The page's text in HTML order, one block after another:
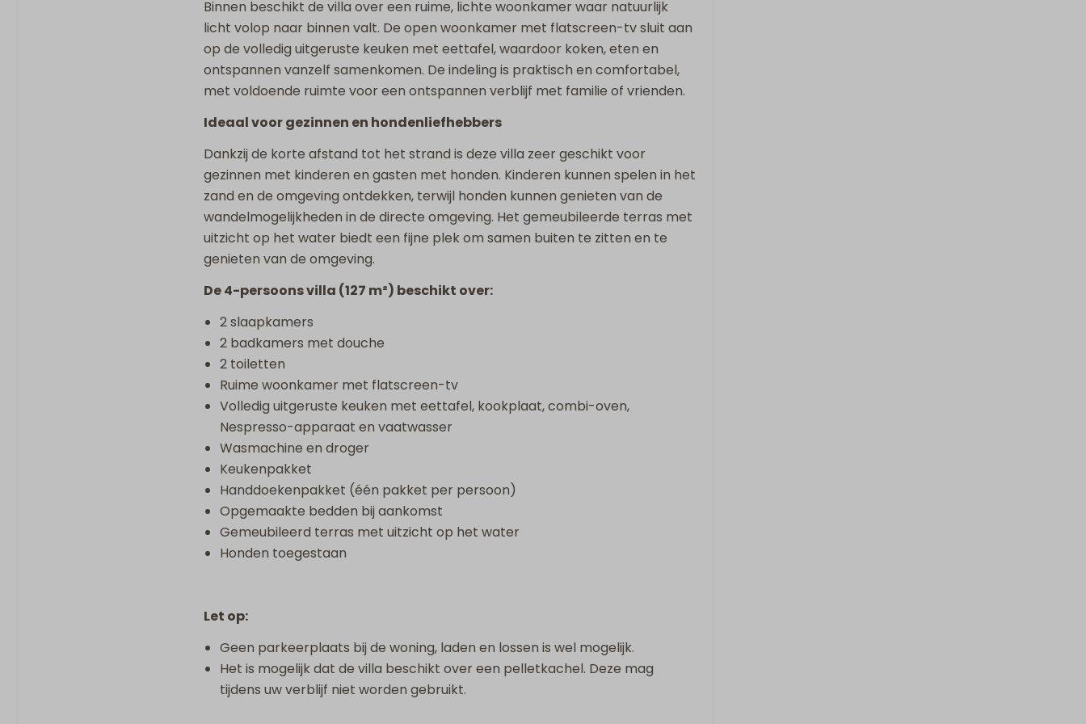
Rustig gelegen
Vrijstaande accommodatie op
vakantiepark
Kluis
Binnen beschikt de villa over een ruime, lichte woonkamer waar natuurlijk
licht volop naar binnen valt. De open woonkamer met flatscreen-tv sluit aan
op de volledig uitgeruste keuken met eettafel, waardoor koken, eten en
ontspannen vanzelf samenkomen. De indeling is praktisch en comfortabel,
met voldoende ruimte voor een ontspannen verblijf met familie of vrienden.
Ideaal voor gezinnen en hondenliefhebbers
Dankzij de korte afstand tot het strand is deze villa zeer geschikt voor
gezinnen met kinderen en gasten met honden. Kinderen kunnen spelen in het
zand en de omgeving ontdekken, terwijl honden kunnen genieten van de
wandelmogelijkheden in de directe omgeving. Het gemeubileerde terras met
uitzicht op het water biedt een fijne plek om samen buiten te zitten en te
genieten van de omgeving.
De 4-persoons villa (127 m²) beschikt over:
2 slaapkamers
2 badkamers met douche
2 toiletten
Ruime woonkamer met flatscreen-tv
Volledig uitgeruste keuken met eettafel, kookplaat, combi-oven,
Nespresso-apparaat en vaatwasser
Wasmachine en droger
Keukenpakket
Handdoekenpakket (één pakket per persoon)
Opgemaakte bedden bij aankomst
Gemeubileerd terras met uitzicht op het water
Honden toegestaan
Let op:
Geen parkeerplaats bij de woning, laden en lossen is wel mogelijk.
Het is mogelijk dat de villa beschikt over een pelletkachel. Deze mag
tijdens uw verblijf niet worden gebruikt.